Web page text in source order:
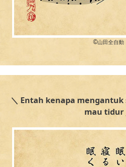
©︎山田全自動
＼ Entah kenapa
mau tidur